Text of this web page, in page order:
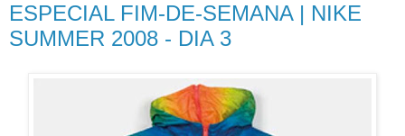
ESPECIAL FIM-DE-SEMANA | NIKE
SUMMER 2008 - DIA 3